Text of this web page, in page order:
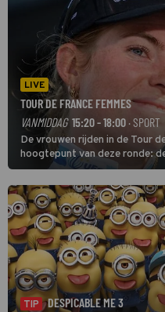
LIVE
TOUR DE FRANCE FEMMES
VANMIDDAG 15:20 - 18:00 · SPORT
De vrouwen rijden in de Tour
hoogtepunt van deze ronde:
finishten de vrouwen voor
buitencategorie. De aanloop
TIP
DESPICABLE ME 3